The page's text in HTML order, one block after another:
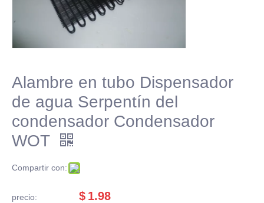
Alambre en tubo Dispensador
de agua Serpentín del
condensador Condensador
WOT
Compartir con:
precio: $ 1.98